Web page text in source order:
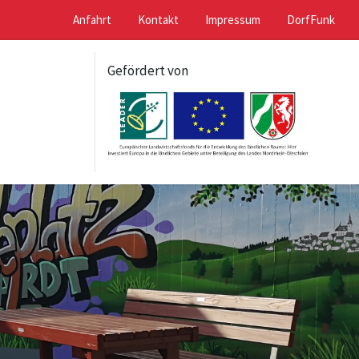
Anfahrt Kontakt Impressum DorfFunk
Gefördert von